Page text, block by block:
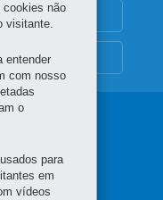
cookies não
visitante.
entender
com nosso
o
para
em
vídeos